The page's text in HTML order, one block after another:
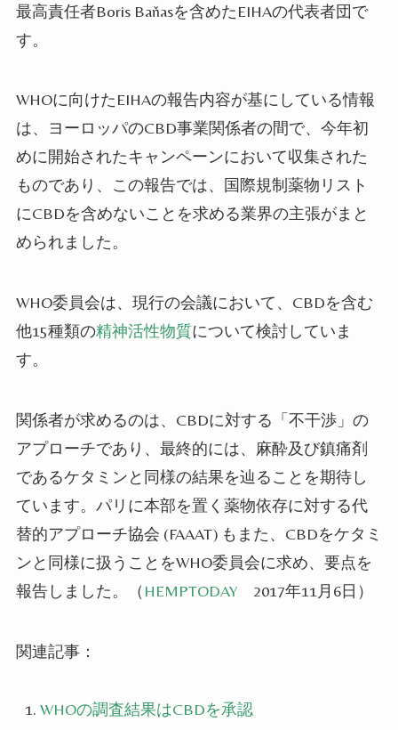
最高責任者Boris Baňasを含めたEIHAの代表者団で
す。
WHOに向けたEIHAの報告内容が基にしている情報
は、ヨーロッパのCBD事業関係者の間で、今年初
めに開始されたキャンペーンにおいて収集された
ものであり、この報告では、国際規制薬物リスト
にCBDを含めないことを求める業界の主張がまと
められました。
WHO委員会は、現行の会議において、CBDを含む
他15種類の精神活性物質について検討していま
す。
関係者が求めるのは、CBDに対する「 不干渉」の
アプローチであり、最終的には、麻酔及び鎮痛剤
であるケタミンと同様の結果を辿ることを期待し
てい ます。パリに本部を置く薬物依存に対する代
替的アプローチ協会 (FAAAT) もまた、CBDをケタミ
ンと同様に扱うことをWHO委員会に求め、要点を
報告し ました。（ HEMPTODAY2017年11月6日）
関連記事：
WHOの調査結果はCBDを承認